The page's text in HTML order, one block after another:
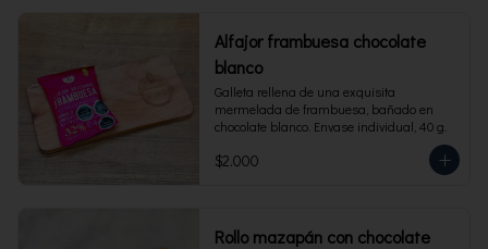
Alfajor frambuesa chocolate
blanco
Galleta rellena de una exquisita
mermelada de frambuesa, bañado en
chocolate blanco. Envase individual, 40 g.
$2.000
Rollo mazapán con chocolate